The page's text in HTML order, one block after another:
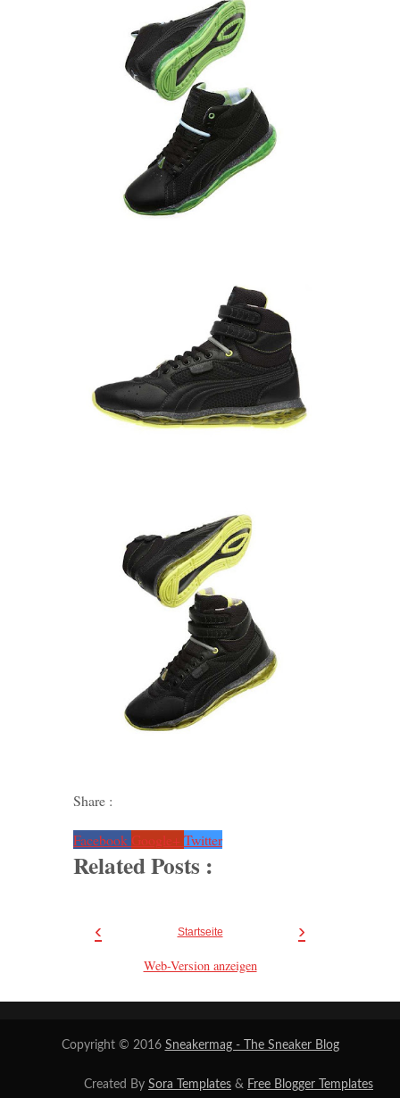
Share :
Facebook Google+ Twitter
Related Posts :
‹ ›
Startseite
Web-Version anzeigen
Copyright © 2016 Sneakermag - The Sneaker Blog
Created By Sora Templates & Free Blogger Templates